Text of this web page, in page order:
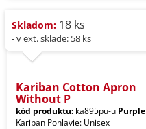
Skladom: 18 ks
- v ext. sklade: 58 ks
Kariban Cotton Apron
Without P
kód produktu: ka895pu-u Purple
Kariban Pohlavie: Unisex